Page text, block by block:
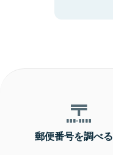
郵便番号を調べる